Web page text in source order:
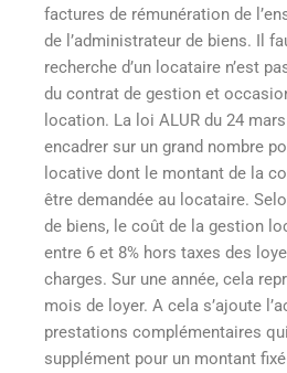
factures de rémunération de
de l’administrateur de biens. Il
recherche d’un locataire n’est
du contrat de gestion et
location. La loi ALUR du 24
encadrer sur un grand nombre
locative dont le montant de la
être demandée au locataire.
de biens, le coût de la gestion
entre 6 et 8% hors taxes des
charges. Sur une année, cela
mois de loyer. A cela s’ajoute
prestations complémentaires
supplément pour un montant